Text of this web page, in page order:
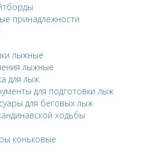
принадлежности
лыжные
лыжные
для лыж
для подготовки лыж
для беговых лыж
ходьбы
коньковые